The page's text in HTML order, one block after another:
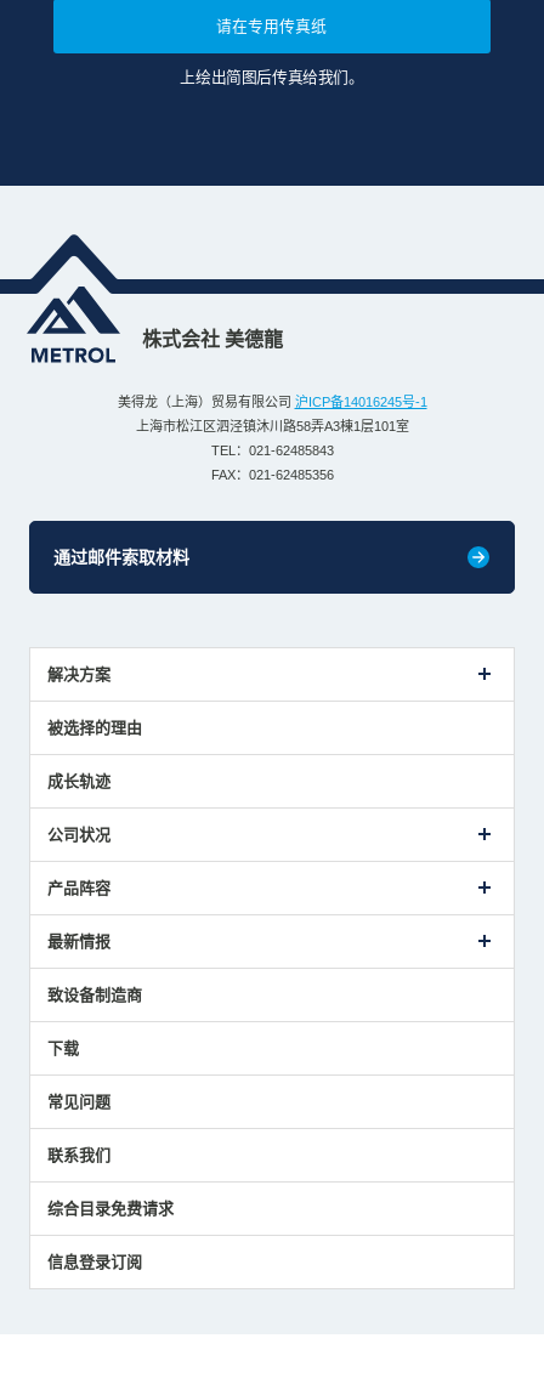
请在专用传真纸
上绘出简图后传真给我们。
株式会社 美德龍
美得龙（上海）贸易有限公司 沪ICP备14016245号-1
上海市松江区泗泾镇沐川路58弄A3棟1层101室
TEL：021-62485843
FAX：021-62485356
通过邮件索取材料
解决方案
解决方案建议
被选择的理由
成长轨迹
公司状况
致词
主要获奖经历
国家/地区/语言
产品阵容
对刀仪
气压式精密定位传感器
最新情报
美德龙的技术
员工博客
中小企业BCP地震对策
传感器技术指南
社长博客
致设备制造商
下载
常见问题
联系我们
综合目录免费请求
信息登录订阅